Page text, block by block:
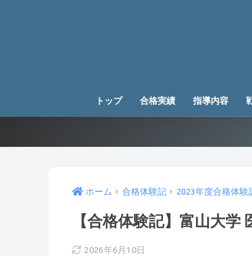
トップ 合格実績 指導内容
ホーム 合格体験記 2023年度合格体験
【合格体験記】富山大学
2026年6月10日